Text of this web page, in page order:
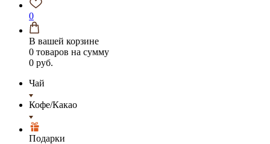
0
В вашей корзине
0 товаров на сумму
0 руб.
Чай
Кофе/Какао
Подарки